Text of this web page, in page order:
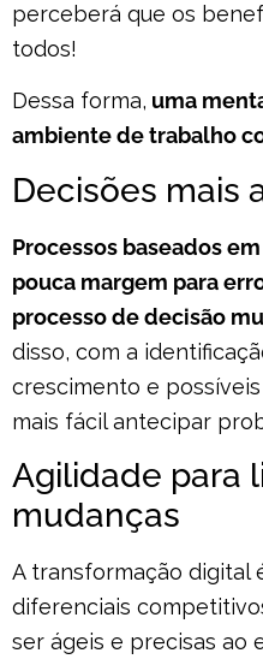
perceberá que os
todos!
Dessa forma, uma
ambiente de trabalho
Decisões mais
Processos baseados
pouca margem para
processo de decisão
disso, com a
crescimento e
mais fácil antecipar
Agilidade para
mudanças
A transformação digital
diferenciais
ser ágeis e precisas ao